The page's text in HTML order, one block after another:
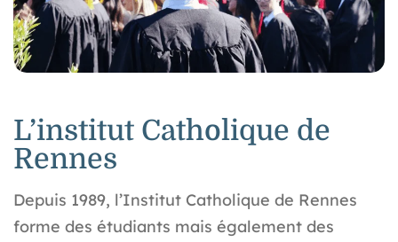
L’institut Catholique de
Rennes
Depuis 1989, l’Institut Catholique de Rennes
forme des étudiants mais également des